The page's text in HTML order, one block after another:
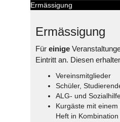
Ermässigung
Ermässigung
Für einige
Eintritt an. Diesen
Vereinsmitglieder
Schüler,
ALG- und
Kurgäste mit
Heft in